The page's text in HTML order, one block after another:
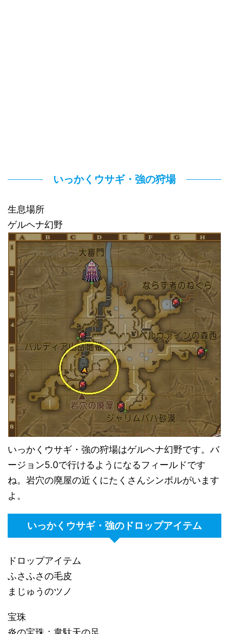
いっかくウサギ・強の狩場
生息場所
ゲルヘナ幻野
いっかくウサギ・強の狩場はゲルヘナ幻野です。バ
ージョン5.0で行けるようになるフィールドです
ね。岩穴の廃屋の近くにたくさんシンボルがいます
よ。
いっかくウサギ・強のドロップアイテム
ドロップアイテム
ふさふさの毛皮
まじゅうのツノ
宝珠